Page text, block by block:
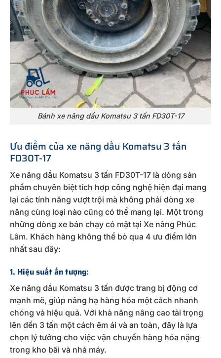
Bánh xe nâng dầu Komatsu 3 tấn FD30T-17
Ưu điểm của xe nâng dầu Komatsu 3 tấn
FD30T-17
Xe nâng dầu Komatsu 3 tấn FD30T-17 là dòng sản
phẩm chuyên biệt tích hợp công nghệ hiện đại mang
lại các tính năng vượt trội mà không phải dòng xe
nâng cùng loại nào cũng có thể mang lại. Một trong
những dòng xe bán chạy có mặt tại Xe nâng Phúc
Lâm. Khách hàng không thể bỏ qua 4 ưu điểm lớn
nhất sau đây:
1. Hiệu suất ấn tượng:
Xe nâng dầu Komatsu 3 tấn được trang bị động cơ
mạnh mẽ, giúp nâng hạ hàng hóa một cách nhanh
chóng và hiệu quả. Với khả năng nâng cao tải trọng
lên đến 3 tấn một cách êm ái và an toàn, đây là lựa
chọn lý tưởng cho việc vận chuyển hàng hóa nặng
trong kho bãi và nhà máy.